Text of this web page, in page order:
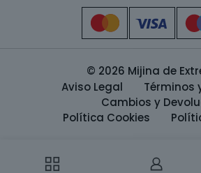
© 2026 Mijina de
Aviso Legal
Términos
Cambios y
Política Cookies